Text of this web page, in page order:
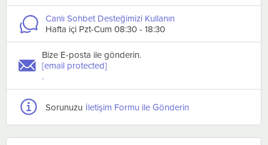
Canlı Sohbet Desteğimizi Kullanın
Hafta içi Pzt-Cum 08:30 - 18:30
Bize E-posta ile gönderin.
[email protected]
.
Sorunuzu İletişim Formu ile Gönderin